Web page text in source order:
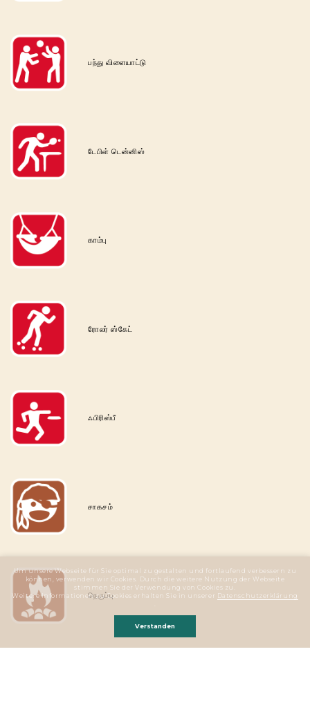
பந்து விளையாட்டு
டேபிள் டென்னிஸ்
காம்பு
ரோலர் ஸ்கேட்
ஃபிரிஸ்பீ
சாகசம்
நெருப்பு
Um unsere Webseite für Sie optimal zu gestalten und fortlaufend verbessern zu
können, verwenden wir Cookies. Durch die weitere Nutzung der Webseite
stimmen Sie der Verwendung von Cookies zu.
Weitere Informationen zu Cookies erhalten Sie in unserer Datenschutzerklärung
Verstanden